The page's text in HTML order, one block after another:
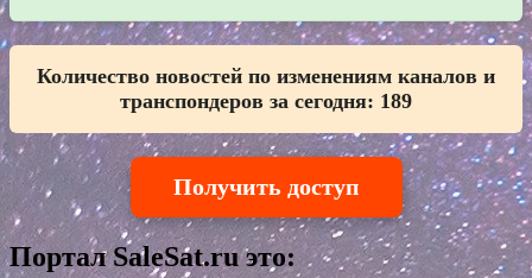
Количество новостей по изменениям каналов и
транспондеров за сегодня: 189
Получить доступ
Портал SaleSat.ru это: